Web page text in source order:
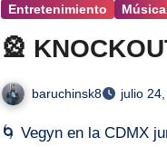
Entretenimiento Música
🎡
baruchinsk8 julio
🌀 Vegyn en la